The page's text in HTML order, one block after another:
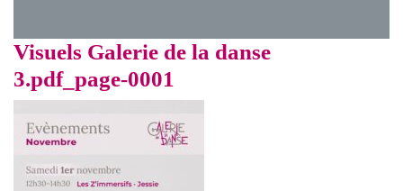
Visuels Galerie de la danse
3.pdf_page-0001